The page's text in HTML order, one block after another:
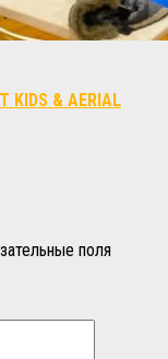
KIDS & AERIAL
поля